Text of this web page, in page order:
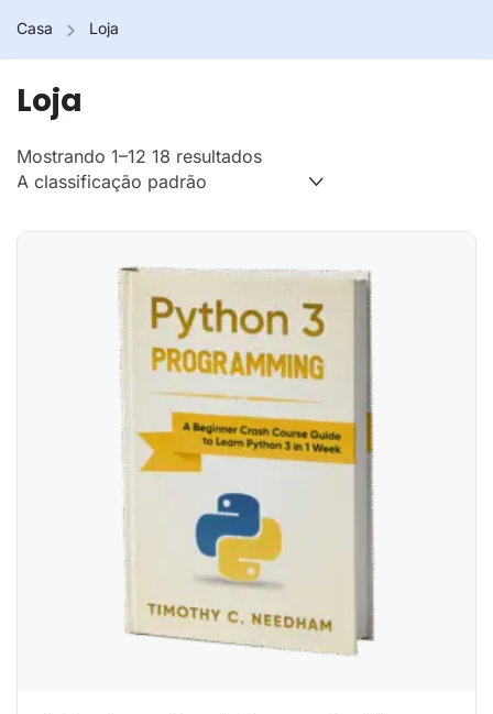
Casa Loja
Loja
Mostrando 1–12 18 resultados